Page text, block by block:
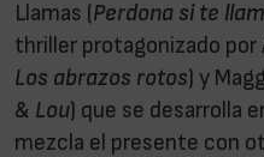
Llamas (Perdona si te
thriller protagonizado por
Los abrazos rotos) y
& Lou) que se desarrolla
mezcla el presente con